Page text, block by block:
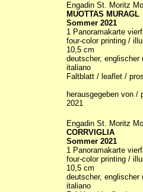
Engadin St. Moritz
MUOTTAS MURAGL
Sommer 2021
1 Panoramakarte
four-color printing /
10,5 cm
deutscher,
italiano
Faltblatt / leaflet /
herausgegeben von
2021
Engadin St. Moritz
CORRVIGLIA
Sommer 2021
1 Panoramakarte
four-color printing /
10,5 cm
deutscher,
italiano